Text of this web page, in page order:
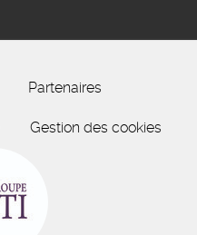
Partenaires
Gestion des cookies